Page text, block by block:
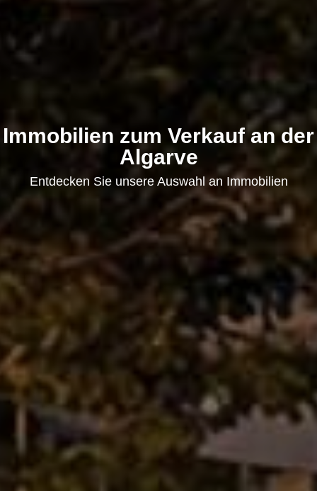
Immobilien zum Verkauf an der
Algarve
Entdecken Sie unsere Auswahl an Immobilien